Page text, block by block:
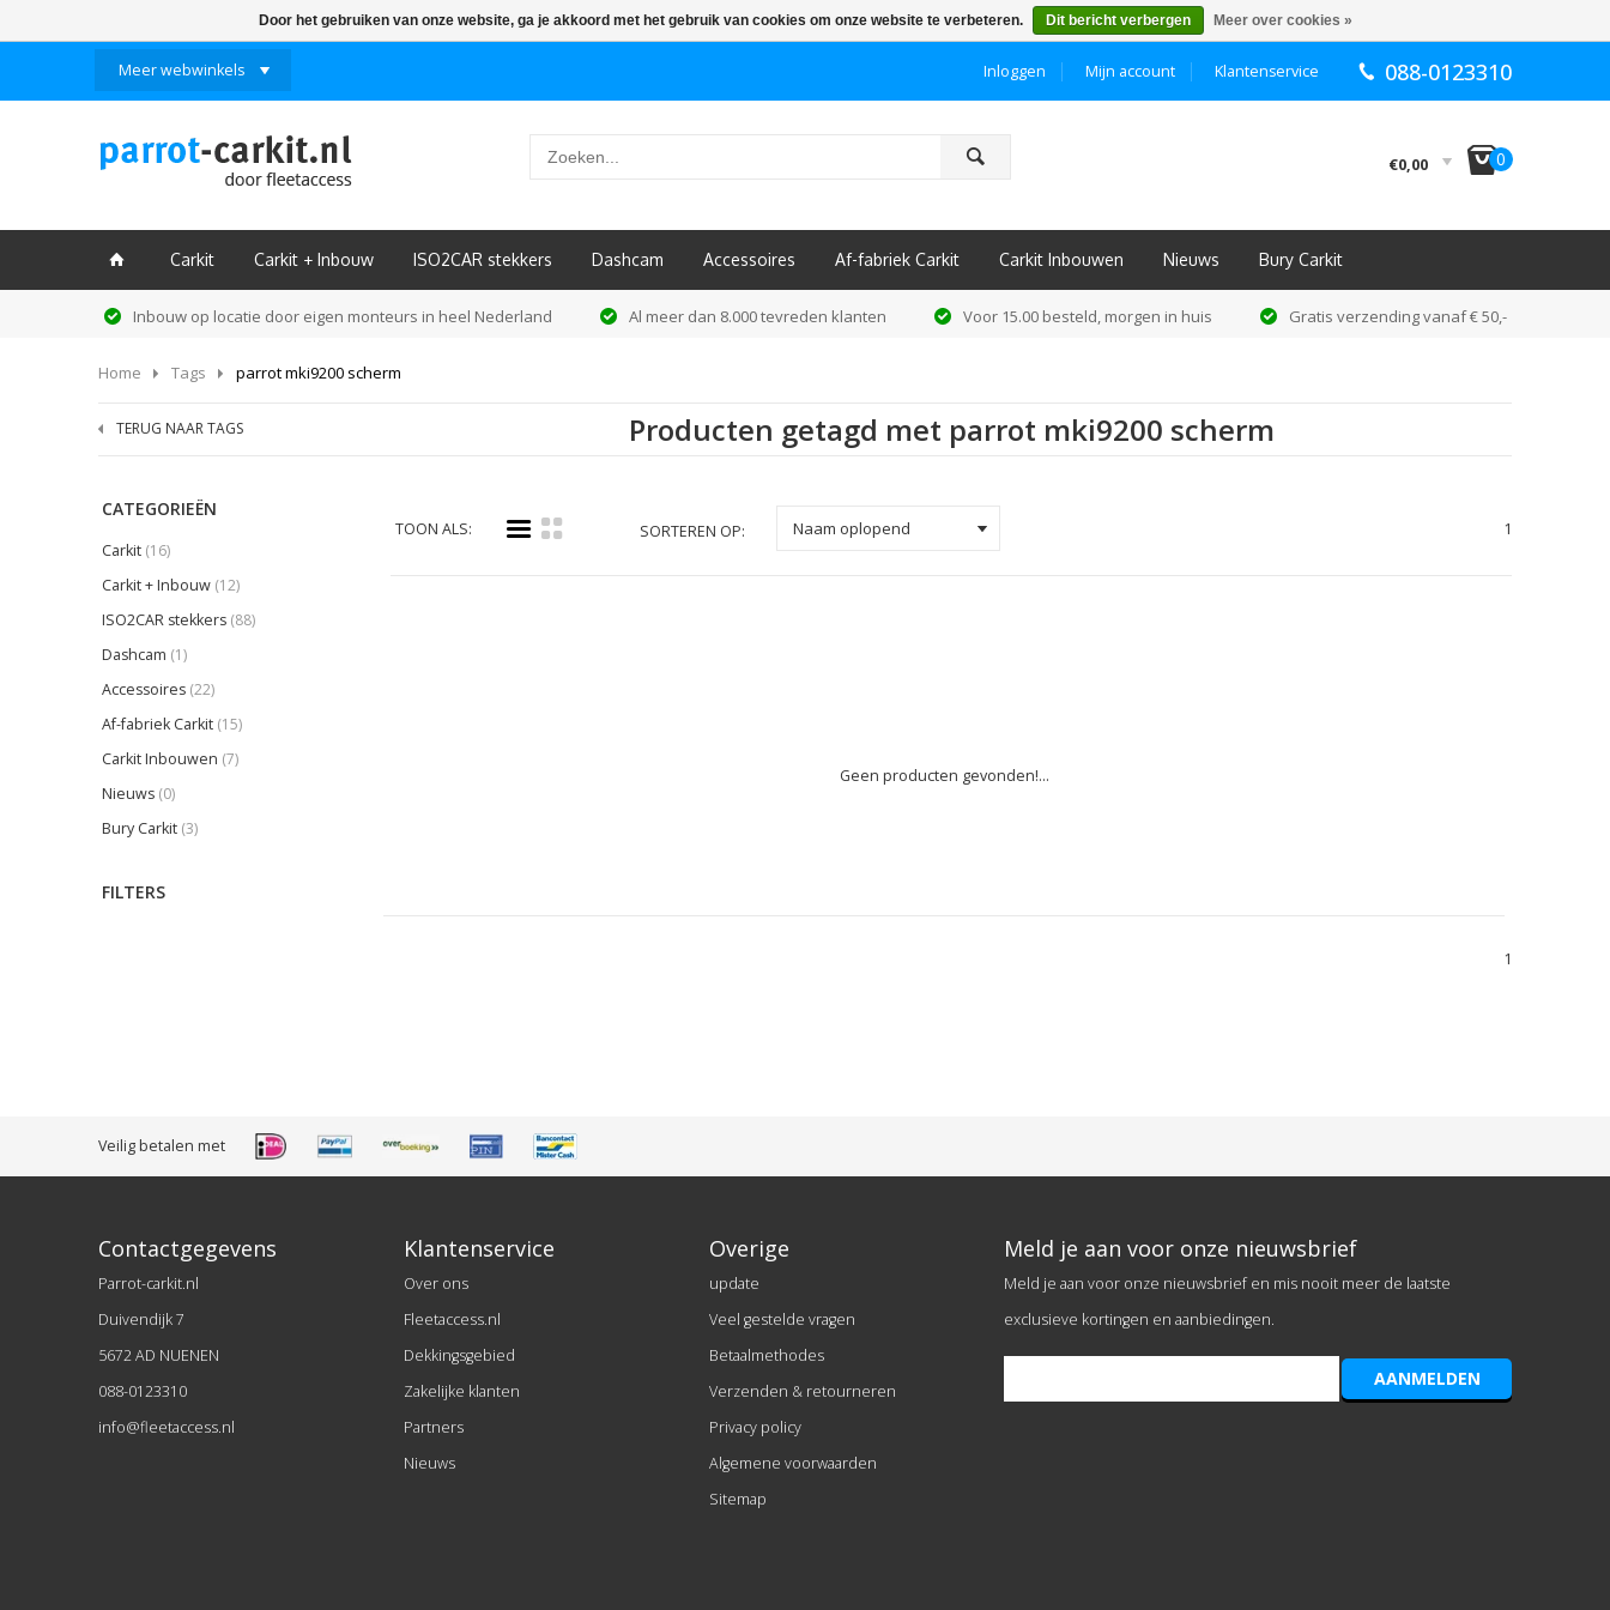
Meer webwinkels 088-0123310
Klantenservice
Mijn account
Inloggen
ô €0,00 I0
ï Carkit Carkit + Inbouw ISO2CAR stekkers Dashcam Accessoires Af-fabriek Carkit Carkit Inbouwen Nieuws Bury Carkit
Inbouw op locatie door eigen monteurs in heel Nederland Al meer dan 8.000 tevreden klanten Voor 15.00 besteld, morgen in huis Gratis verzending vanaf € 50,-
Home Tags parrot mki9200 scherm
TERUG NAAR TAGS Producten getagd met parrot mki9200 scherm
CATEGORIEËN
Carkit (16)
Carkit + Inbouw (12)
ISO2CAR stekkers (88)
Dashcam (1)
Accessoires (22)
Af-fabriek Carkit (15)
Carkit Inbouwen (7)
Nieuws (0)
Bury Carkit (3)
FILTERS
TOON ALS: i k SORTEREN OP: Naam oplopend 1
Geen producten gevonden!...
1
Veilig betalen met
Contactgegevens
Parrot-carkit.nl
Duivendijk 7
5672 AD NUENEN
088-0123310
info@fleetaccess.nl
Klantenservice
Over ons
Fleetaccess.nl
Dekkingsgebied
Zakelijke klanten
Partners
Nieuws
Overige
update
Veel gestelde vragen
Betaalmethodes
Verzenden & retourneren
Privacy policy
Algemene voorwaarden
Sitemap
Meld je aan voor onze nieuwsbrief
Meld je aan voor onze nieuwsbrief en mis nooit meer de laatste
exclusieve kortingen en aanbiedingen.
AANMELDEN
Door het gebruiken van onze website, ga je akkoord met het gebruik van cookies om onze website te verbeteren. Dit bericht verbergen Meer over cookies »